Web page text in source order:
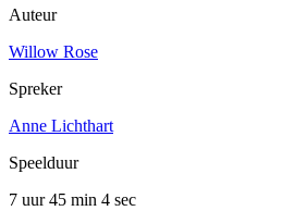
Auteur
Willow Rose
Spreker
Anne Lichthart
Speelduur
7 uur 45 min 4 sec